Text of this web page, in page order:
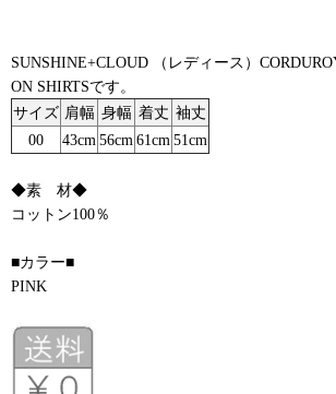
SUNSHINE+CLOUD （レディース）
ON SHIRTSです。
サイズ 肩幅 身幅 着丈 袖丈
00
43cm 56cm 61cm 51cm
◆素 材◆
コットン100％
■カラー■
PINK